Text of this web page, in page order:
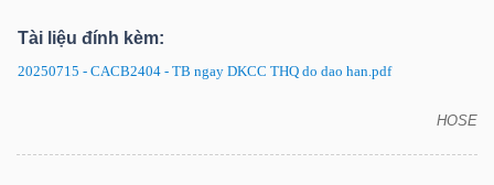
Tài liệu đính kèm:
20250715 - CACB2404 - TB ngay DKCC THQ do dao han.pdf
HOSE